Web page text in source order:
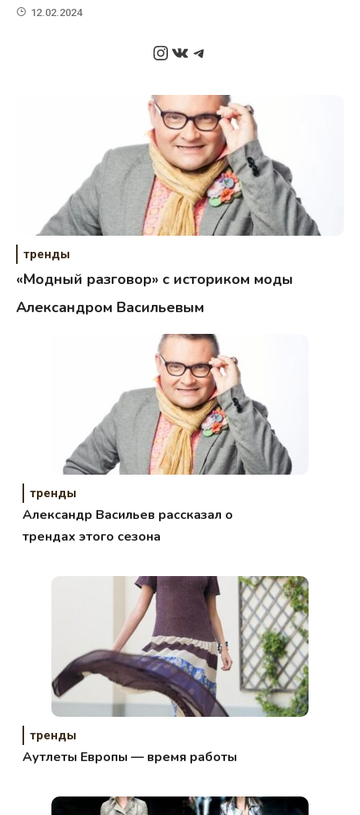
12.02.2024
Instagram
ВКонтакте
Telegram
тренды
«Модный разговор» с историком моды
Александром Васильевым
тренды
Александр Васильев рассказал о
трендах этого сезона
тренды
Аутлеты Европы — время работы